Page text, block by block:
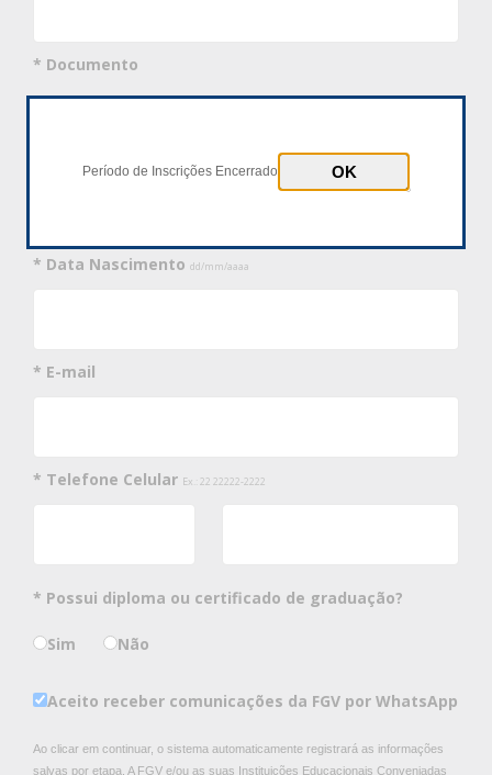
* Documento
* Data Nascimento dd/mm/aaaa
* E-mail
* Telefone Celular Ex.: 22 22222-2222
* Possui diploma ou certificado de graduação?
Sim Não
Aceito receber comunicações da FGV por WhatsApp
Ao clicar em continuar, o sistema automaticamente registrará as informações
salvas por etapa. A FGV e/ou as suas Instituições Educacionais Conveniadas
Período de Inscrições Encerrado